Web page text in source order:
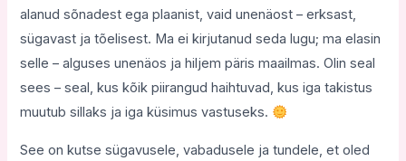
alanud sõnadest ega plaanist, vaid unenäost – erksast,
sügavast ja tõelisest. Ma ei kirjutanud seda lugu; ma elasin
selle – alguses unenäos ja hiljem päris maailmas. Olin seal
sees – seal, kus kõik piirangud haihtuvad, kus iga takistus
muutub sillaks ja iga küsimus vastuseks.
See on kutse sügavusele, vabadusele ja tundele, et oled